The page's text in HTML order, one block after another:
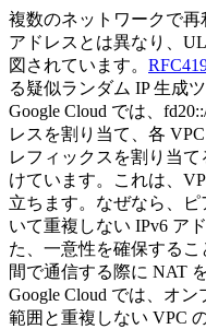
複数のネットワークで再
アドレスとは異なり、
図されています。
る疑似ランダム IP 生成
Google Cloud では、
レスを割り当て、各
レフィックスを割り当
けています。これは、
立ちます。なぜなら、
いて重複しない IPv6 ア
た、一意性を確保する
間で通信する際に NAT
Google Cloud では、オ
範囲と重複しない VPC